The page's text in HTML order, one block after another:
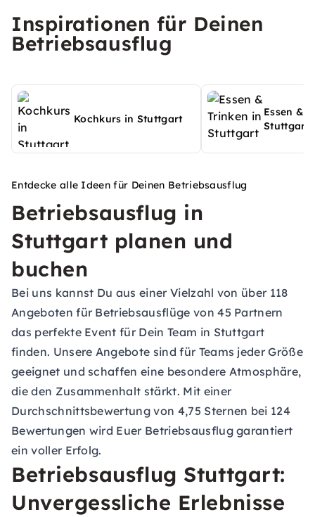
Inspirationen für Deinen
Betriebsausflug
Kochkurs in Stuttgart
Essen &
Stuttgart
Entdecke alle Ideen für Deinen Betriebsausflug
Betriebsausflug in
Stuttgart planen und
buchen
Bei uns kannst Du aus einer Vielzahl von über 118
Angeboten für Betriebsausflüge von 45 Partnern
das perfekte Event für Dein Team in Stuttgart
finden. Unsere Angebote sind für Teams jeder Größe
geeignet und schaffen eine besondere Atmosphäre,
die den Zusammenhalt stärkt. Mit einer
Durchschnittsbewertung von 4,75 Sternen bei 124
Bewertungen wird Euer Betriebsausflug garantiert
ein voller Erfolg.
Betriebsausflug Stuttgart:
Unvergessliche Erlebnisse